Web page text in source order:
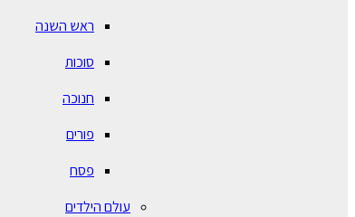
ראש השנה
סוכות
חנוכה
פורים
פסח
עולם הילדים